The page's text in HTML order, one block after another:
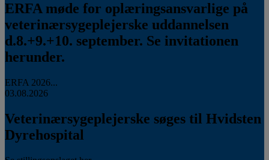
ERFA møde for oplæringsansvarlige på
veterinærsygeplejerske uddannelsen
d.8.+9.+10. september. Se invitationen
herunder.
ERFA 2026...
03.08.2026
Veterinærsygeplejerske søges til Hvidsten
Dyrehospital